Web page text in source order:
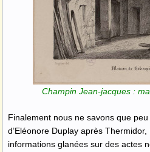
Champin Jean-jacques :
Finalement nous ne savons que
d’Eléonore Duplay après
informations glanées sur des actes